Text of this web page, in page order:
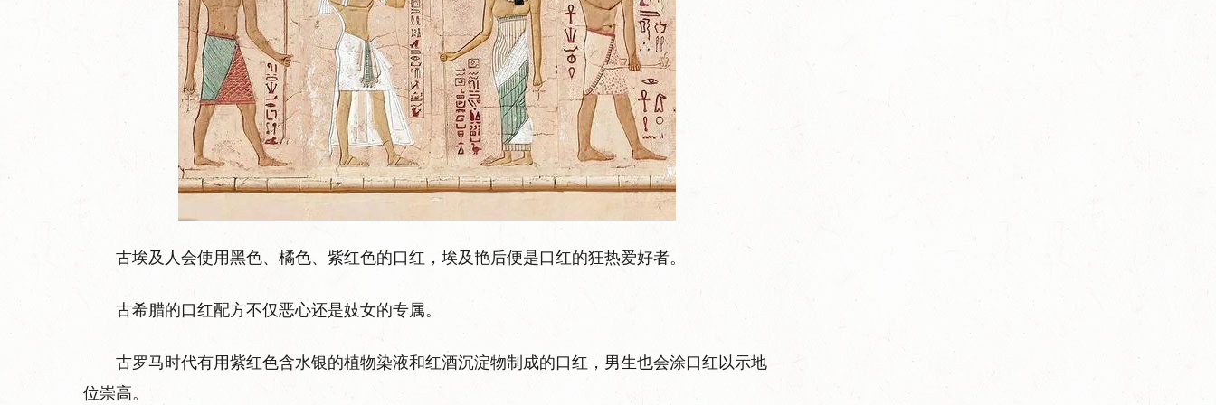
古埃及人会使用黑色、橘色、紫红色的口红，埃及艳后便是口红的狂热爱好者。
古希腊的口红配方不仅恶心还是妓女的专属。
古罗马时代有用紫红色含水银的植物染液和红酒沉淀物制成的口红，男生也会涂口红以示地
位崇高。